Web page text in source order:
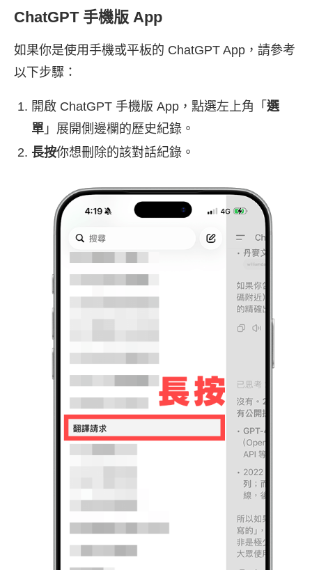
ChatGPT 手機版 App
如果你是使用手機或平板的 ChatGPT App，請參考
以下步驟：
開啟 ChatGPT 手機版 App，點選左上角「 選
單 」展開側邊欄的歷史紀錄。
長按你想刪除的該對話紀錄。